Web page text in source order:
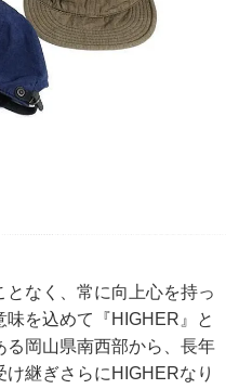
なく、常に向上心を持っ
を込めて『HIGHER』と
岡山県南西部から、長年
継ぎさらにHIGHERなり